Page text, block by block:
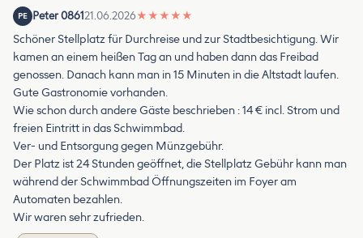
PE Peter 086121.06.2026★ ★ ★ ★ ★
Schöner Stellplatz für Durchreise und zur Stadtbesichtigung. Wir
kamen an einem heißen Tag an und haben dann das Freibad
genossen. Danach kann man in 15 Minuten in die Altstadt laufen.
Gute Gastronomie vorhanden.
Wie schon durch andere Gäste beschrieben : 14 € incl. Strom und
freien Eintritt in das Schwimmbad.
Ver- und Entsorgung gegen Münzgebühr.
Der Platz ist 24 Stunden geöffnet, die Stellplatz Gebühr kann man
während der Schwimmbad Öffnungszeiten im Foyer am
Automaten bezahlen.
Wir waren sehr zufrieden.